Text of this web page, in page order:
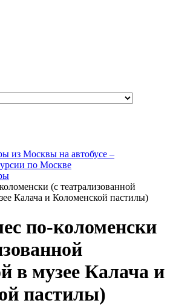
из Москвы на автобусе –
по Москве
(с театрализованной
Калача и Коломенской пастилы)
по-коломенски
в музее Калача и
пастилы)